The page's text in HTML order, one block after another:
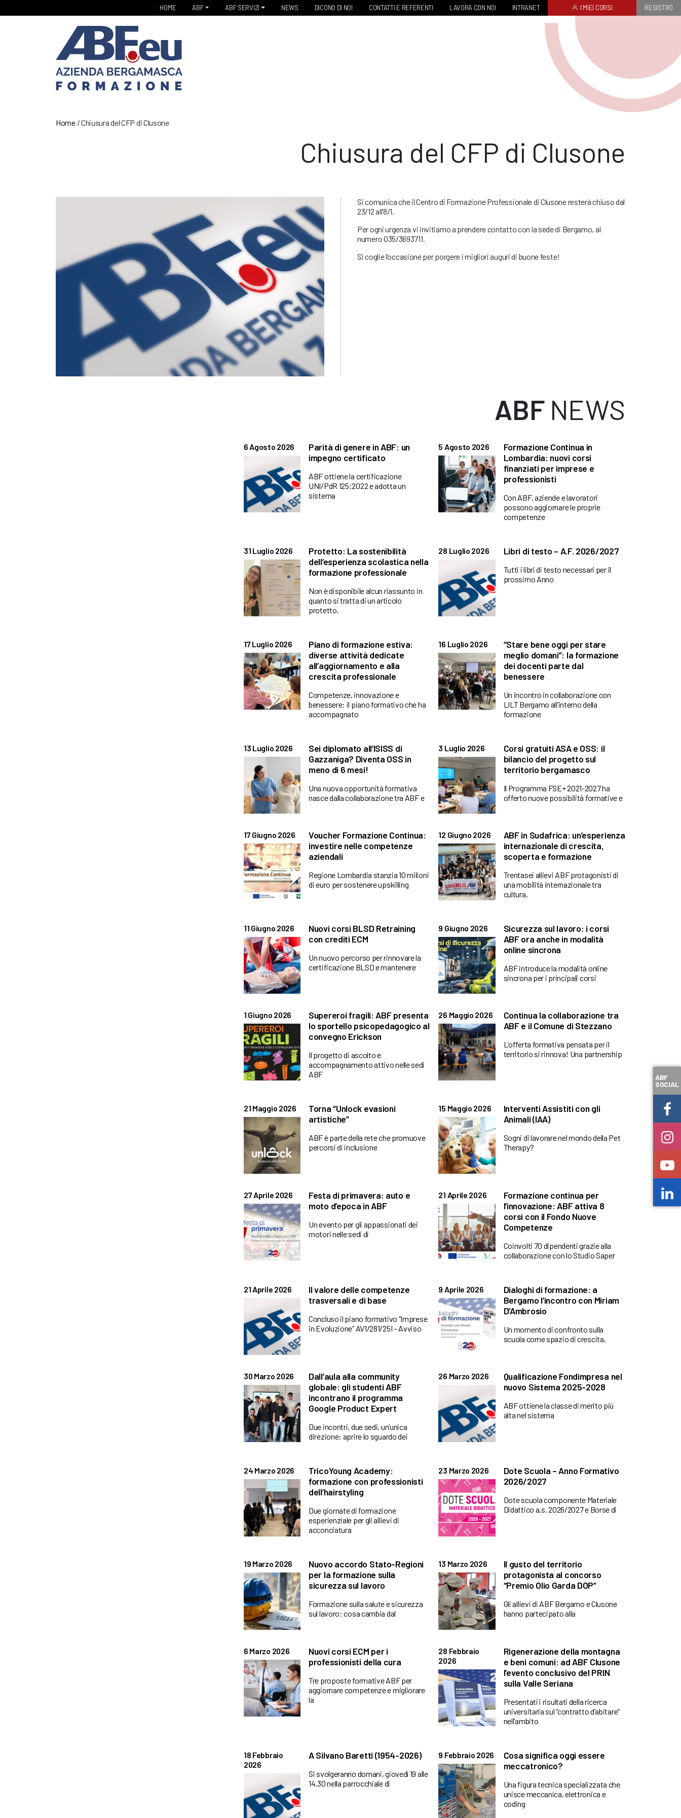
HOME ABF ABF SERVIZI NEWS DICONO DI NOI CONTATTI E REFERENTI LAVORA CON NOI INTRANET I MIEI CORSI REGISTRO
Home/Chiusura del CFP di Clusone
Chiusura del CFP di Clusone
Si comunica che il Centro di Formazione Professionale di Clusone resterà chiuso dal
23/12 all’8/1.
Per ogni urgenza vi invitiamo a prendere contatto con la sede di Bergamo, al
numero 035/3693711.
Si coglie l’occasione per porgere i migliori auguri di buone feste!
ABFNEWS
6 Agosto 2026
Parità di genere in ABF: un
impegno certificato
ABF ottiene la certificazione
UNI/PdR 125:2022 e adotta un
sistema
5 Agosto 2026
Formazione Continua in
Lombardia: nuovi corsi
finanziati per imprese e
professionisti
Con ABF, aziende e lavoratori
possono aggiornare le proprie
competenze
31 Luglio 2026
Protetto: La sostenibilità
dell’esperienza scolastica nella
formazione professionale
Non è disponibile alcun riassunto in
quanto si tratta di un articolo
protetto.
28 Luglio 2026 Libri di testo – A.F. 2026/2027
Tutti i libri di testo necessari per il
prossimo Anno
17 Luglio 2026
Piano di formazione estiva:
diverse attività dedicate
all’aggiornamento e alla
crescita professionale
Competenze, innovazione e
benessere: il piano formativo che ha
accompagnato
16 Luglio 2026
“Stare bene oggi per stare
meglio domani”: la formazione
dei docenti parte dal
benessere
Un incontro in collaborazione con
LILT Bergamo all’interno della
formazione
13 Luglio 2026
Sei diplomato all’ISISS di
Gazzaniga? Diventa OSS in
meno di 6 mesi!
Una nuova opportunità formativa
nasce dalla collaborazione tra ABF e
3 Luglio 2026
Corsi gratuiti ASA e OSS: il
bilancio del progetto sul
territorio bergamasco
Il Programma FSE+ 2021-2027 ha
offerto nuove possibilità formative e
17 Giugno 2026
Voucher Formazione Continua:
investire nelle competenze
aziendali
Regione Lombardia stanzia 10 milioni
di euro per sostenere upskilling
12 Giugno 2026
ABF in Sudafrica: un’esperienza
internazionale di crescita,
scoperta e formazione
Trentasei allievi ABF protagonisti di
una mobilità internazionale tra
cultura,
11 Giugno 2026
Nuovi corsi BLSD Retraining
con crediti ECM
Un nuovo percorso per rinnovare la
certificazione BLSD e mantenere
9 Giugno 2026
Sicurezza sul lavoro: i corsi
ABF ora anche in modalità
online sincrona
ABF introduce la modalità online
sincrona per i principali corsi
1 Giugno 2026
Supereroi fragili: ABF presenta
lo sportello psicopedagogico al
convegno Erickson
Il progetto di ascolto e
accompagnamento attivo nelle sedi
ABF
26 Maggio 2026
Continua la collaborazione tra
ABF e il Comune di Stezzano
L’offerta formativa pensata per il
territorio si rinnova! Una partnership
21 Maggio 2026
Torna “Unlock evasioni
artistiche”
ABF è parte della rete che promuove
percorsi di inclusione
15 Maggio 2026
Interventi Assistiti con gli
Animali (IAA)
Sogni di lavorare nel mondo della Pet
Therapy?
27 Aprile 2026
Festa di primavera: auto e
moto d’epoca in ABF
Un evento per gli appassionati dei
motori nelle sedi di
21 Aprile 2026
Formazione continua per
l’innovazione: ABF attiva 8
corsi con il Fondo Nuove
Competenze
Coinvolti 70 dipendenti grazie alla
collaborazione con lo Studio Saper
21 Aprile 2026
Il valore delle competenze
trasversali e di base
Concluso il piano formativo “Imprese
in Evoluzione” AV1/281/25I – Avviso
9 Aprile 2026
Dialoghi di formazione: a
Bergamo l’incontro con Miriam
D’Ambrosio
Un momento di confronto sulla
scuola come spazio di crescita,
30 Marzo 2026
Dall’aula alla community
globale: gli studenti ABF
incontrano il programma
Google Product Expert
Due incontri, due sedi, un’unica
direzione: aprire lo sguardo dei
26 Marzo 2026
Qualificazione Fondimpresa nel
nuovo Sistema 2025-2028
ABF ottiene la classe di merito più
alta nel sistema
24 Marzo 2026
TricoYoung Academy:
formazione con professionisti
dell’hairstyling
Due giornate di formazione
esperienziale per gli allievi di
acconciatura
23 Marzo 2026
Dote Scuola – Anno Formativo
2026/2027
Dote scuola componente Materiale
Didattico a.s. 2026/2027 e Borse di
19 Marzo 2026
Nuovo accordo Stato-Regioni
per la formazione sulla
sicurezza sul lavoro
Formazione sulla salute e sicurezza
sul lavoro: cosa cambia dal
13 Marzo 2026
Il gusto del territorio
protagonista al concorso
“Premio Olio Garda DOP”
Gli allievi di ABF Bergamo e Clusone
hanno partecipato alla
6 Marzo 2026
Nuovi corsi ECM per i
professionisti della cura
Tre proposte formative ABF per
aggiornare competenze e migliorare
la
28 Febbraio
2026
Rigenerazione della montagna
e beni comuni: ad ABF Clusone
l’evento conclusivo del PRIN
sulla Valle Seriana
Presentati i risultati della ricerca
universitaria sul “contratto d’abitare”
nell’ambito
18 Febbraio
2026
A Silvano Baretti (1954-2026)
Si svolgeranno domani, giovedì 19 alle
14.30 nella parrocchiale di
9 Febbraio 2026
Cosa significa oggi essere
meccatronico?
Una figura tecnica specializzata che
unisce meccanica, elettronica e
coding
ABF
SOCIAL